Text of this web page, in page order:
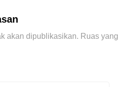
akan dipublikasikan. Ruas yang